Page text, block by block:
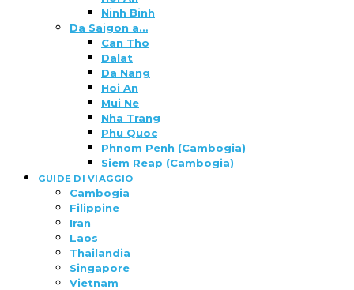
Ninh Binh
Da Saigon a…
Can Tho
Dalat
Da Nang
Hoi An
Mui Ne
Nha Trang
Phu Quoc
Phnom Penh (Cambogia)
Siem Reap (Cambogia)
GUIDE DI VIAGGIO
Cambogia
Filippine
Iran
Laos
Thailandia
Singapore
Vietnam